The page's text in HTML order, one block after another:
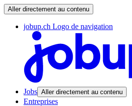
Aller directement au contenu
jobup.ch Logo de navigation
Jobs Aller directement au contenu
Entreprises